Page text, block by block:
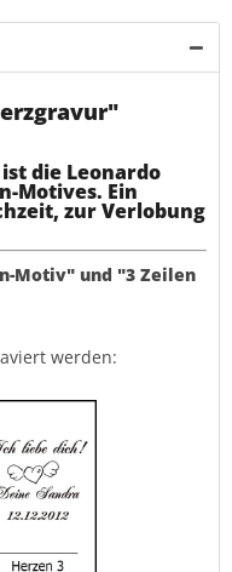
die Leonardo
Motives. Ein
zur Verlobung
Motiv" und "3 Zeilen
werden: